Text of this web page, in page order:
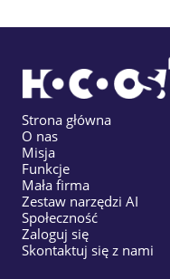
Strona główna
O nas
Misja
Funkcje
Mała firma
Zestaw narzędzi AI
Społeczność
Zaloguj się
Skontaktuj się z nami